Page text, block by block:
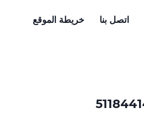
اتصل بنا خريطة الموقع